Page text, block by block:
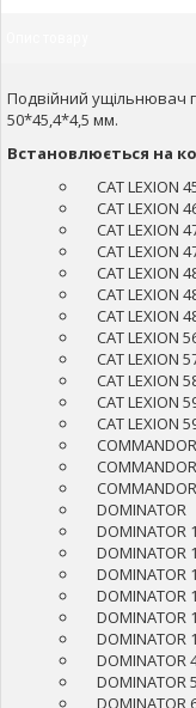
Подвійний ущільнювач
50*45,4*4,5 мм.
Встановлюється на
CAT LEXION
CAT LEXION
CAT LEXION
CAT LEXION
CAT LEXION
CAT LEXION
CAT LEXION
CAT LEXION
CAT LEXION
CAT LEXION
CAT LEXION
CAT LEXION
DOMINATOR
DOMINATOR
DOMINATOR
DOMINATOR
DOMINATOR
DOMINATOR
DOMINATOR
DOMINATOR
DOMINATOR
DOMINATOR